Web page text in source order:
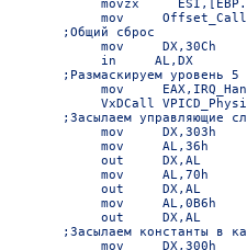
movzx
mov
;Общий сброс
mov     DX,30Ch
in     AL,DX
;Размаскируем уровень
mov
VxDCall
;Засылаем управляющие
mov     DX,303h
mov     AL,36h
out     DX,AL
mov     AL,70h
out     DX,AL
mov     AL,0B6h
out     DX,AL
;Засылаем константы в
mov     DX,300h